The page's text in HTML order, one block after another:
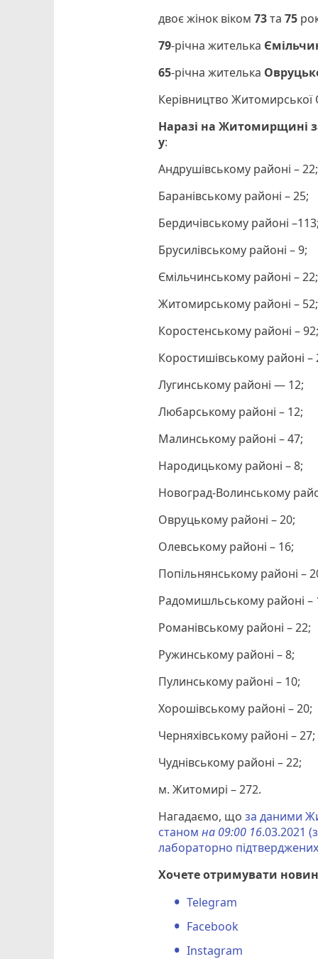
двоє жінок віком73та75
79-річна жителька
65-річна жителька
Керівництво
Наразі на Житомирщині
у:
Андрушівському районі – 22;
Баранівському районі – 25;
Бердичівському районі –113;
Брусилівському районі – 9;
Ємільчинському районі – 22;
Житомирському районі – 52;
Коростенському районі – 92;
Коростишівському районі –
Лугинському районі — 12;
Любарському районі – 12;
Малинському районі – 47;
Народицькому районі – 8;
Новоград-Волинському
Овруцькому районі – 20;
Олевському районі – 16;
Попільнянському районі –
Радомишльському районі –
Романівському районі – 22;
Ружинському районі – 8;
Пулинському районі – 10;
Хорошівському районі – 20;
Черняхівському районі – 27;
Чуднівському районі – 22;
м. Житомирі – 272.
Нагадаємо, що за даними
станомна 09:00 16.03.2021
лабораторно
Хочете отримувати
Telegram
Facebook
Instagram